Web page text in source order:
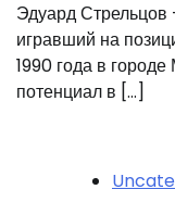
Эдуард Стрельцов
игравший на
1990 года в
потенциал в […]